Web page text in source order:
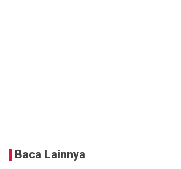
Baca Lainnya